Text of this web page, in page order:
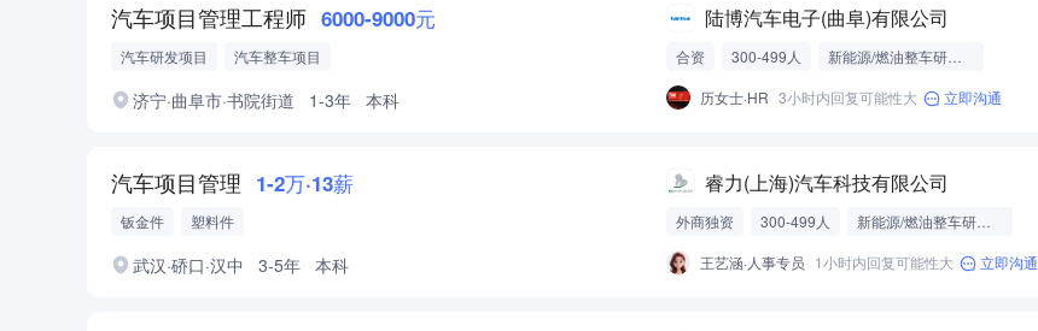
汽车项目管理工程师 6000-9000元
汽车研发项目 汽车整车项目
济宁·曲阜市·书院街道 1-3年 本科
陆博汽车电子(曲阜)有限公司
合资 300-499人
新能源/燃油整车研发制造
历女士·HR 3小时内回复可能性大 立即沟通
汽车项目管理 1-2万·13薪
钣金件 塑料件
武汉·硚口·汉中 3-5年 本科
睿力(上海)汽车科技有限公司
外商独资 300-499人
新能源/燃油整车研发制造
王艺涵·人事专员 1小时内回复可能性大 立即沟通